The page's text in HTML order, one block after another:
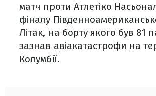
матч проти Атлетіко
фіналу
Літак, на борту якого був 81
зазнав авіакатастрофи на
Колумбії.